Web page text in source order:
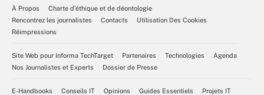
À Propos
Charte d’éthique et de déontologie
Rencontrez les journalistes
Contacts
Utilisation Des Cookies
Réimpressions
Site Web pour Informa TechTarget Partenaires Technologies
Agenda
Nos Journalistes et Experts
Dossier de Presse
E-Handbooks Conseils IT Opinions Guides Essentiels Projets IT